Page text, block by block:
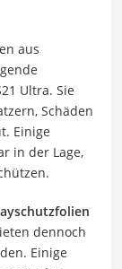
aus
Ultra. Sie
Schäden
Einige
in der Lage,
dennoch
Einige